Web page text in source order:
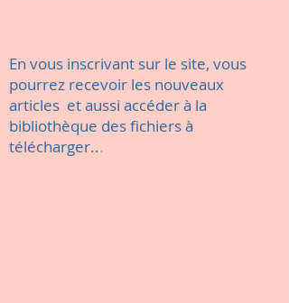
En vous inscrivant sur le site, vous
pourrez recevoir les nouveaux
articles et aussi accéder à la
bibliothèque des fichiers à
télécharger...